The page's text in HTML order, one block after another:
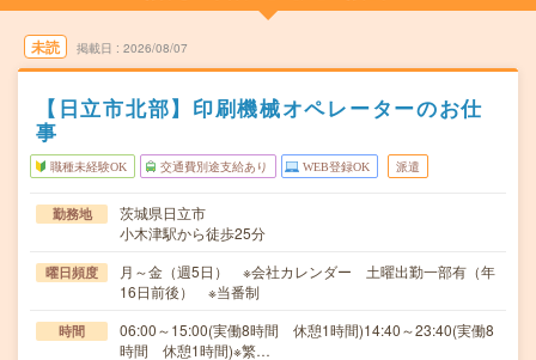
未読 掲載日 2026/08/07
【日立市北部】印刷機械オペレーターのお仕
事
職種未経験OK 交通費別途支給あり WEB登録OK 派遣
勤務地
茨城県日立市
小木津駅から徒歩25分
曜日頻度
月～金（週5日） ※会社カレンダー 土曜出勤一部有（年
16日前後） ※当番制
時間
06:00～15:00(実働8時間 休憩1時間)14:40～23:40(実働8
時間 休憩1時間)※繁…